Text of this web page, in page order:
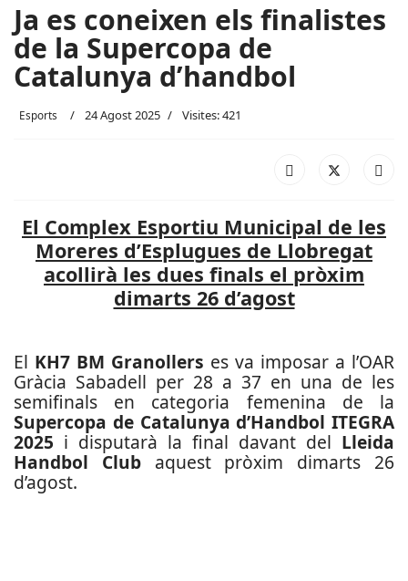
Ja es coneixen els finalistes
de la Supercopa de
Catalunya d’handbol
Esports 24 Agost 2025 Visites: 421
El Complex Esportiu Municipal de les
Moreres d’Esplugues de Llobregat
acollirà les dues finals el pròxim
dimarts 26 d’agost
El KH7 BM Granollers es va imposar a l’OAR
Gràcia Sabadell per 28 a 37 en una de les
semifinals en categoria femenina de la
Supercopa de Catalunya d’Handbol ITEGRA
2025 i disputarà la final davant del Lleida
Handbol Clubaquest pròxim dimarts 26
d’agost.